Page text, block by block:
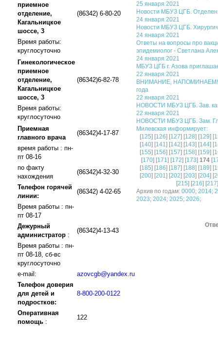
приемное
отделение,
Кагальницкое
шоссе, 3
(86342) 6-80-20
Время работы:
круглосуточно
Гинекологическое
приемное
отделение,
Кагальницкое
шоссе, 3
(86342)6-82-78
Время работы:
круглосуточно
Приемная
главного врача
(86342)4-17-87
время работы : пн-
пт 08-16
по факту
нахождения
(86342)4-32-30
Телефон горячей
линии:
(86342) 4-02-65
Время работы : пн-
пт 08-17
Дежурный
администратор :
(86342)4-13-43
Время работы : пн-
пт 08-18, сб-вс
круглосуточно
e-mail:
azovcgb@yandex.ru
Телефон доверия
для детей и
подростков:
8-800-200-0122
Оперативная
помощь :
122
25 января 2021
Новости МБУЗ ЦГБ.
24 января 2021
Новости МБУЗ ЦГБ.
24 января 2021
Ответы на вопросы про
эпидемиолог - Светлана
24 января 2021
МБУЗ ЦГБ г. Азова
22 января 2021
ВНИМАНИЕ, НАПОМИНАЕМ!!!
года
22 января 2021
НОВОСТИ МБУЗ ЦГБ. Зав.
22 января 2021
НОВОСТИ МБУЗ ЦГБ. Зам.
Милевская информирует:
[125] [126] [127] [128] [129] [
[140] [141] [142] [143] [144] [
[155] [156] [157] [158] [159] [
[170] [171] [172] [173] 174[
[185] [186] [187] [188] [189] [
[200] [201] [202] [203] [204] [
[215] [216] [217
Архив по годам: 0000; 2014;
2023; 2024; 2025; 2026;